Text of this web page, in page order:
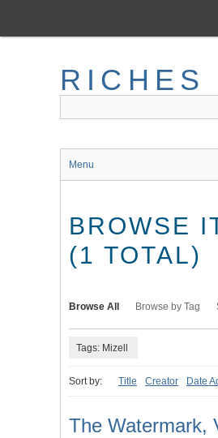
main
RICHES
Menu
BROWSE
(1 TOTAL)
Browse All Browse by Tag
Tags: Mizell
Sort by: Title Creator Date
The Watermark,